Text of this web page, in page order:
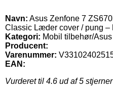
Navn: Asus Zenfone 7
Classic Læder cover / pung –
Kategori: Mobil tilbehør/
Producent:
Varenummer:
EAN:
Vurderet til 4.6 ud af 5